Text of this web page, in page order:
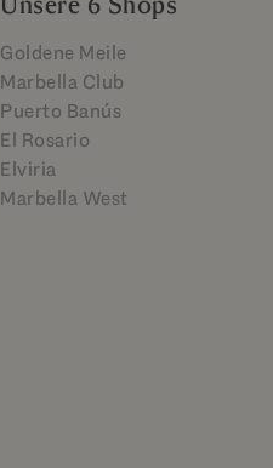
Goldene Meile
Marbella Club
Puerto Banús
El Rosario
Elviria
Marbella West